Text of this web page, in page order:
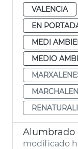
VALENCIA
EN
MEDI
MEDIO
Alumbrado
modificado